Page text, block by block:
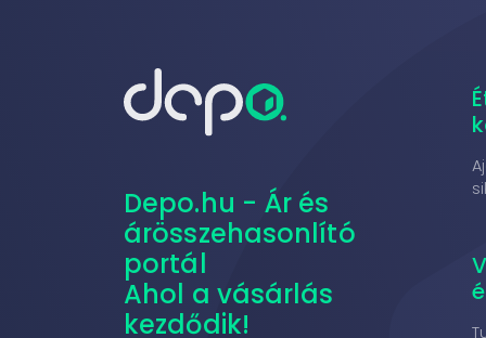
Depo.hu - Ár és
árösszehasonlító
portál
Ahol a vásárlás
kezdődik!